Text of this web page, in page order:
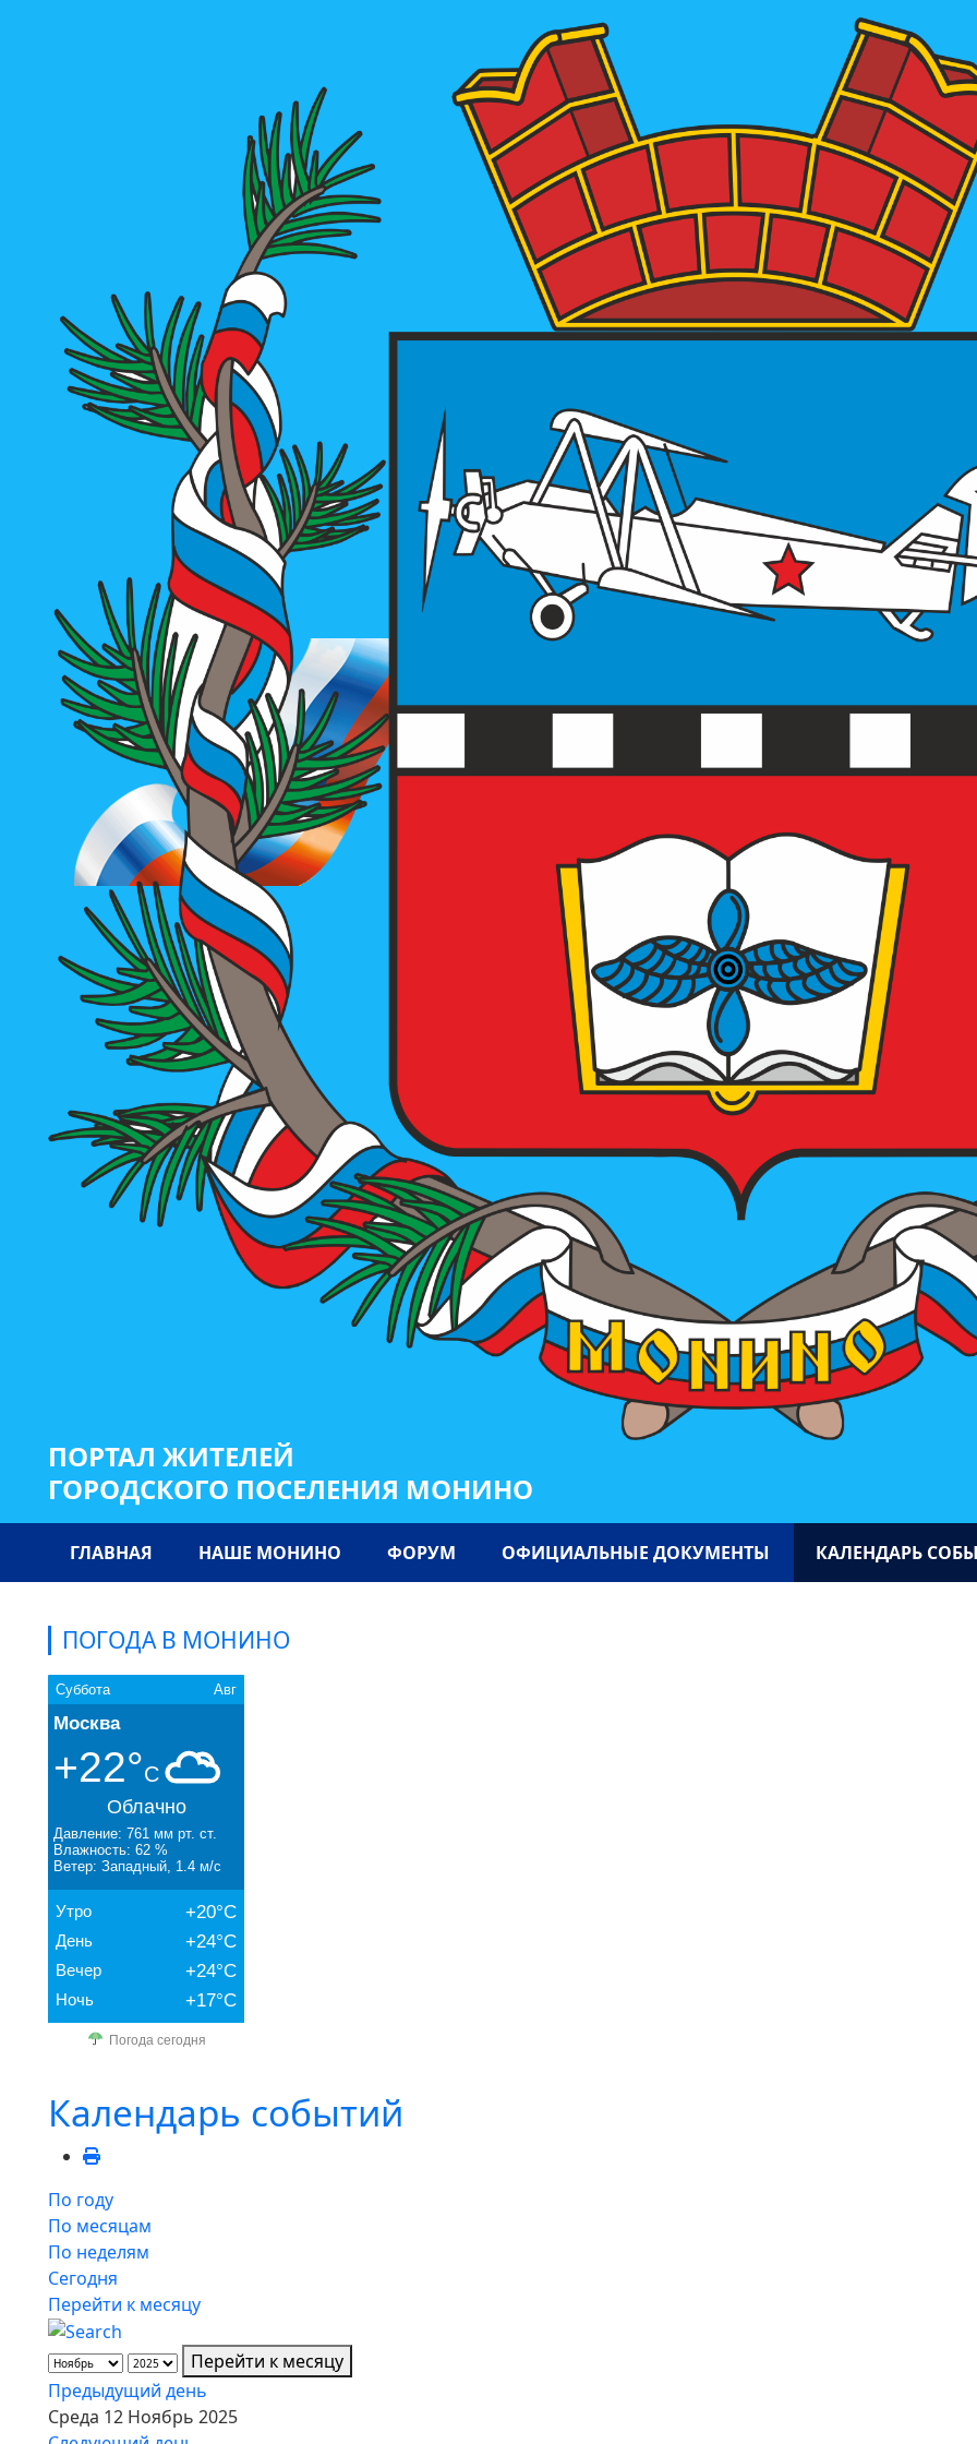
ПОРТАЛ ЖИТЕЛЕЙ
ГОРОДСКОГО ПОСЕЛЕНИЯ МОНИНО
ГЛАВНАЯ НАШЕ МОНИНО ФОРУМ ОФИЦИАЛЬНЫЕ ДОКУМЕНТЫ КАЛЕНДАРЬ
ПОГОДА В МОНИНО
Суббота Авг
Москва
+22°C
Облачно
Давление: 761 мм рт. ст.
Влажность: 62 %
Ветер: Западный, 1.4 м/с
Утро +20°C
День +24°C
Вечер +24°C
Ночь +17°C
Погода сегодня
Календарь событий
По году
По месяцам
По неделям
Сегодня
Перейти к месяцу
Перейти к месяцу
Предыдущий день
Среда 12 Ноябрь 2025